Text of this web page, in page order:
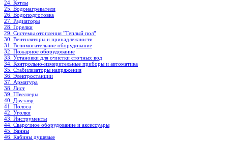
24. Котлы
25. Водонагреватели
26. Водоподготовка
27. Радиаторы
28. Горелки
29. Системы отопления "Теплый пол"
30. Вентиляторы и принадлежности
31. Вспомогательное оборудование
32. Пожарное оборудование
33. Установки для очистки сточных вод
34. Контрольно-измерительные приборы и автоматика
35. Стабилизаторы напряжения
36. Электростанции
37. Арматура
38. Лист
39. Швеллеры
40. Двутавр
41. Полоса
42. Уголки
43. Инструменты
44. Сварочное оборудование и аксессуары
45. Ванны
46. Кабины душевые